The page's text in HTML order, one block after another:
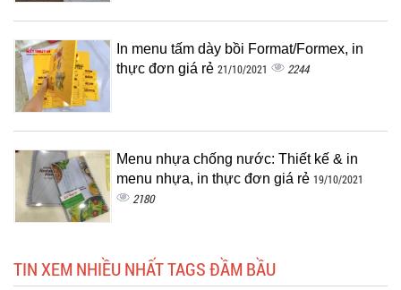
In menu tấm dày bồi Format/Formex, in
thực đơn giá rẻ 21/10/2021 2244
Menu nhựa chống nước: Thiết kế & in
menu nhựa, in thực đơn giá rẻ 19/10/2021
2180
TIN XEM NHIỀU NHẤT TAGS ĐẦM BẦU